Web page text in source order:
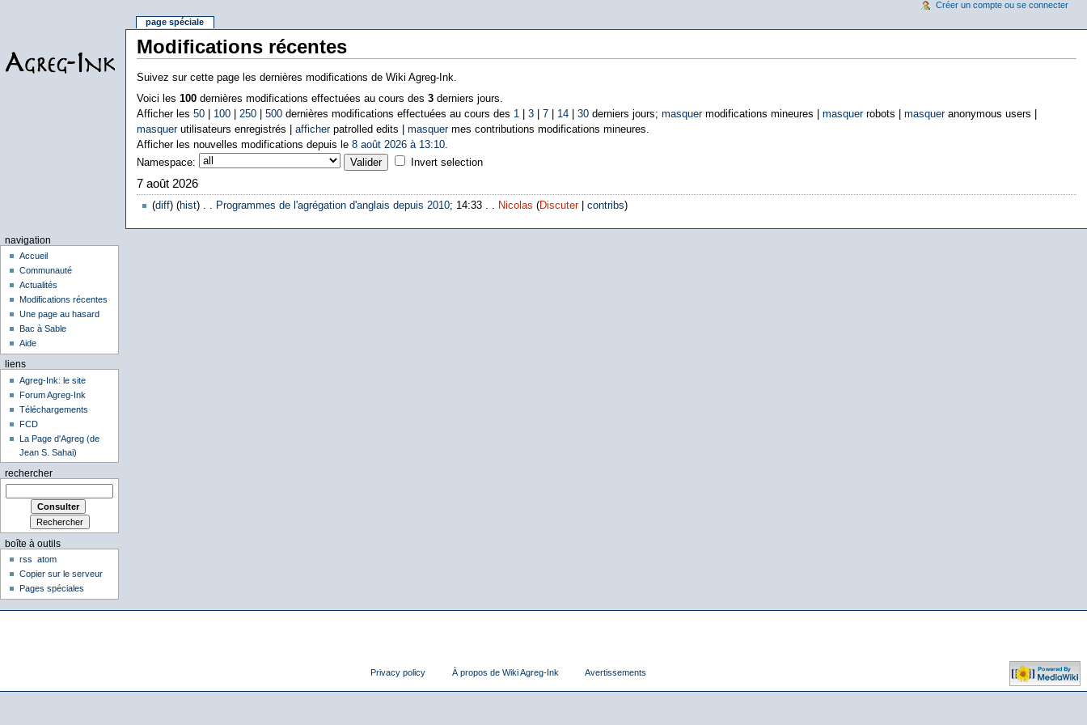
Modifications récentes
Suivez sur cette page les dernières modifications de Wiki Agreg-Ink.
Voici les 100dernières modifications effectuées au cours des 3derniers jours.
Afficher les 50| 100| 250| 500dernières modifications effectuées au cours des 1 3| 7| 14| 30derniers jours; masquermodifications mineures | masquerrobots | masqueranonymous users |
masquerutilisateurs enregistrés | afficherpatrolled edits | masquermes contributions modifications mineures.
Afficher les nouvelles modifications depuis le 8 août 2026 à 13:10.
Namespace:
Invert selection
7 août 2026
(diff) (hist) . . Programmes de l'agrégation d'anglais depuis 2010; 14:33 . . Nicolas (Discuter| contribs)
page spéciale
Créer un compte ou se connecter
navigation
Accueil
Communauté
Actualités
Modifications récentes
Une page au hasard
Bac à Sable
Aide
liens
Agreg-Ink: le site
Forum Agreg-Ink
Téléchargements
FCD
La Page d'Agreg (de
Jean S. Sahai)
rechercher
boîte à outils
rss
atom
Copier sur le serveur
Pages spéciales
Privacy policy À propos de Wiki Agreg-Ink Avertissements